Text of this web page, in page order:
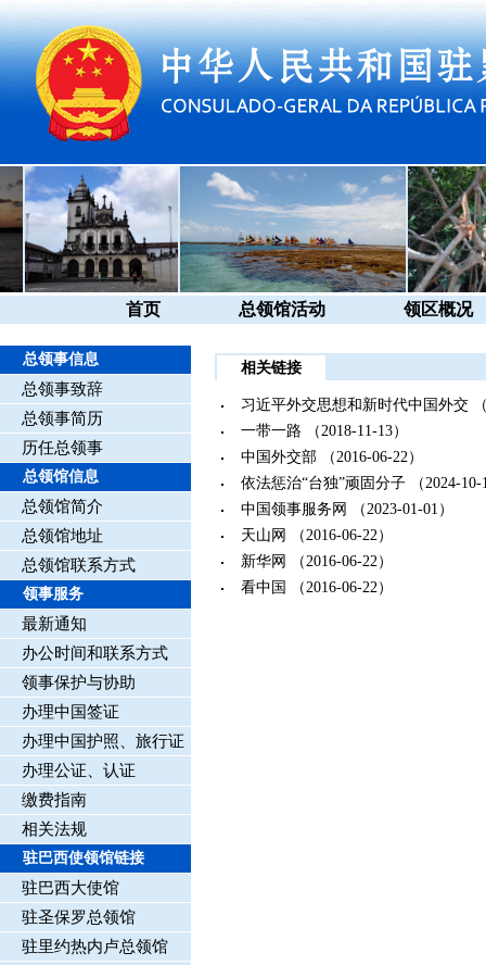
首页 总领馆活动 领区概况
总领事信息
总领事致辞
总领事简历
历任总领事
总领馆信息
总领馆简介
总领馆地址
总领馆联系方式
领事服务
最新通知
办公时间和联系方式
领事保护与协助
办理中国签证
办理中国护照、旅行证
办理公证、认证
缴费指南
相关法规
驻巴西使领馆链接
驻巴西大使馆
驻圣保罗总领馆
驻里约热内卢总领馆
相关链接
习近平外交思想和新时代中国外交
一带一路 （2018-11-13）
中国外交部 （2016-06-22）
依法惩治“台独”顽固分子 （2024-10-
中国领事服务网
（2023-01-01）
天山网
（2016-06-22）
新华网
（2016-06-22）
看中国
（2016-06-22）